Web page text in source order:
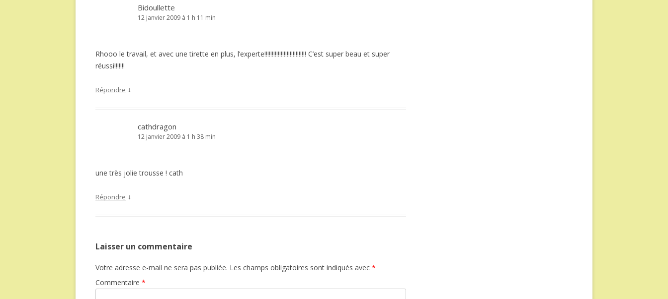
Bidoullette
12 janvier 2009 à 1 h 11 min
Rhooo le travail, et avec une tirette en plus, l’experte!!!!!!!!!!!!!!!!!!!!!!!!!!!! C’est super beau et super
réussi!!!!!!!
Répondre ↓
cathdragon
12 janvier 2009 à 1 h 38 min
une très jolie trousse ! cath
Répondre ↓
Laisser un commentaire
Votre adresse e-mail ne sera pas publiée. Les champs obligatoires sont indiqués avec *
Commentaire *